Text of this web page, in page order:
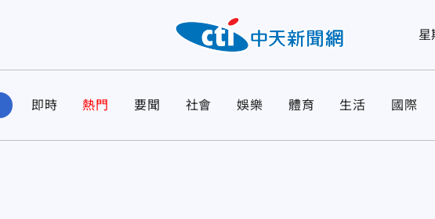
星
即時 熱門 要聞 社會 娛樂 體育 生活 國際